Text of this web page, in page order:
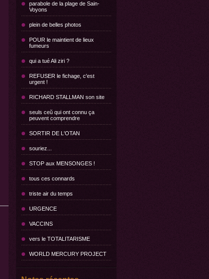
parabole de la plage de Sain-
Voyons
plein de belles photos
POUR le maintient de lieux
fumeurs
qui a tué Ali ziri ?
REFUSER le fichage, c'est
urgent !
RICHARD STALLMAN son site
seuls ceŭ qui ont connu ça
peuvent comprendre
SORTIR DE L'OTAN
souriez...
STOP aux MENSONGES !
tous ces connards
triste air du temps
URGENCE
VACCINS
vers le TOTALITARISME
WORLD MERCURY PROJECT